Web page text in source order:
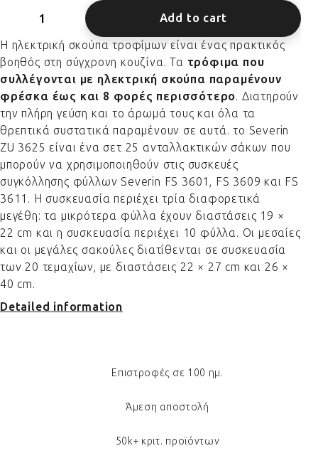
Add to cart
Η ηλεκτρική σκούπα τροφίμων είναι ένας πρακτικός
βοηθός στη σύγχρονη κουζίνα. Τα τρόφιμα που
συλλέγονται με ηλεκτρική σκούπα παραμένουν
φρέσκα έως και 8 φορές περισσότερο. Διατηρούν
την πλήρη γεύση και το άρωμά τους και όλα τα
θρεπτικά συστατικά παραμένουν σε αυτά. το Severin
ZU 3625 είναι ένα σετ 25 ανταλλακτικών σάκων που
μπορούν να χρησιμοποιηθούν στις συσκευές
συγκόλλησης φύλλων Severin FS 3601, FS 3609 και FS
3611. Η συσκευασία περιέχει τρία διαφορετικά
μεγέθη: τα μικρότερα φύλλα έχουν διαστάσεις 19 ×
22 cm και η συσκευασία περιέχει 10 φύλλα. Οι μεσαίες
και οι μεγάλες σακούλες διατίθενται σε συσκευασία
των 20 τεμαχίων, με διαστάσεις 22 × 27 cm και 26 ×
40 cm.
Detailed information
Επιστροφές σε 100 ημ.
Άμεση αποστολή
50k+ κριτ. προϊόντων